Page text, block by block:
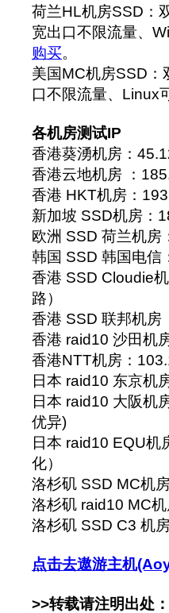
荷兰HL机房SSD：
宽出口不限流量、
购买。
美国MC机房SSD
口不限流量、Linux
各机房测试IP
香港葵湧机房：
香港云地机房 ：
香港 HKT机房：
新加坡 SSD机房：
欧洲 SSD 荷兰机房
韩国 SSD 韩国电信
香港 SSD Cloudie
路）
香港 SSD 联邦机房
香港 raid10 沙田机
香港NTT机房：
日本 raid10 东京机
日本 raid10 大阪机
优异)
日本 raid10 EQU机
化）
洛杉矶 SSD MC机
洛杉矶 raid10 MC
洛杉矶 SSD C3 机
点击去遨游主机
>>转载请注明出处：